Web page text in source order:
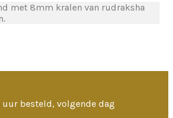
met 8mm kralen van rudraksha
uur besteld, volgende dag